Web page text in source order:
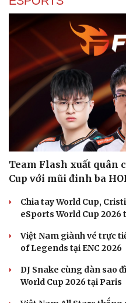
Smartads Targeting: 4
thống quảng cáo
SmartAds tập trung vào việc
cảnh và thời điểm để tối ưu.
| SmartAds
ESPORTS
Team Flash xuất quân